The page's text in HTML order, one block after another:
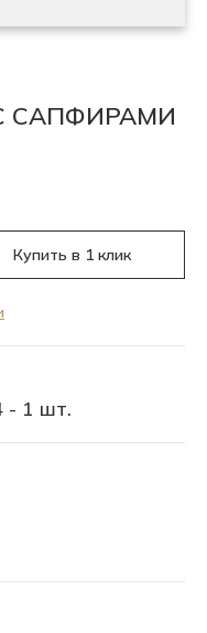
САПФИРАМИ
Купить в 1 клик
- 1 шт.